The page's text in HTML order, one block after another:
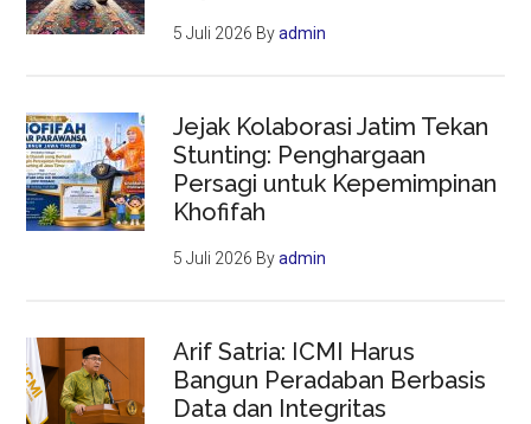
5 Juli 2026 Byadmin
Jejak Kolaborasi Jatim Tekan
Stunting: Penghargaan
Persagi untuk Kepemimpinan
Khofifah
5 Juli 2026 Byadmin
Arif Satria: ICMI Harus
Bangun Peradaban Berbasis
Data dan Integritas